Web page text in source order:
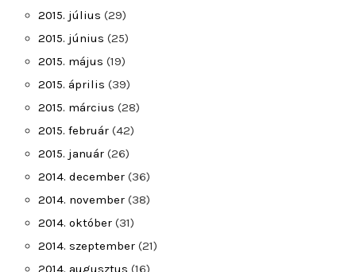
2015. július (29)
2015. június (25)
2015. május (19)
2015. április (39)
2015. március (28)
2015. február (42)
2015. január (26)
2014. december (36)
2014. november (38)
2014. október (31)
2014. szeptember (21)
2014. augusztus (16)